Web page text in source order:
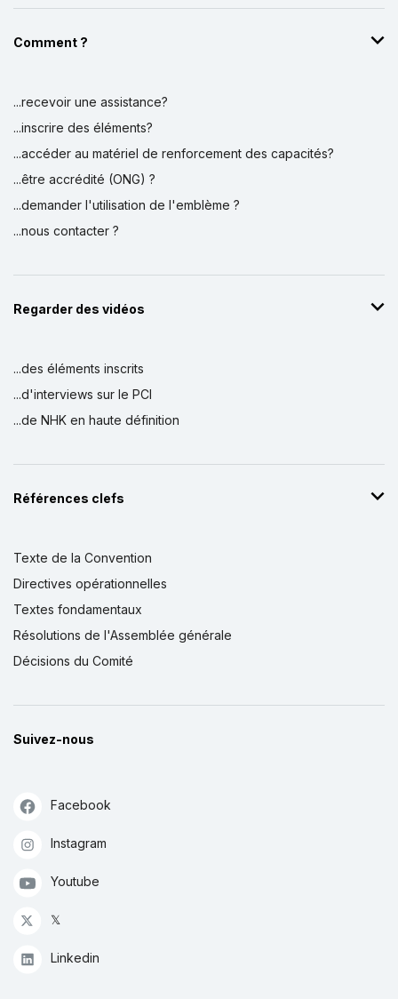
Comment ?
...recevoir une assistance?
...inscrire des éléments?
...accéder au matériel de renforcement des capacités?
...être accrédité (ONG) ?
...demander l'utilisation de l'emblème ?
...nous contacter ?
Regarder des vidéos
...des éléments inscrits
...d'interviews sur le PCI
...de NHK en haute définition
Références clefs
Texte de la Convention
Directives opérationnelles
Textes fondamentaux
Résolutions de l'Assemblée générale
Décisions du Comité
Suivez-nous
Facebook
Instagram
Youtube
𝕏
Linkedin